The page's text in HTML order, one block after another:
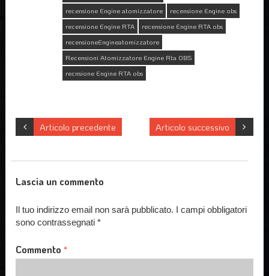
recensione Engine atomizzatore
recensione Engine obs
recensione Engine RTA
recensione Engine RTA obs
recensioneEngineatomizzatore
Recensioni Atomizzatore Engine Rta OBS
recnsione Engine RTA obs
Articolo successivo
Articolo precedente
Lascia un commento
Il tuo indirizzo email non sarà pubblicato. I campi obbligatori
sono contrassegnati*
Commento*